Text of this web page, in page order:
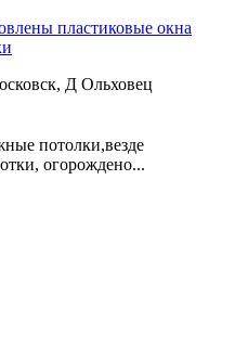
пластиковые окна
Д Ольховец
потолки,везде
огорождено...